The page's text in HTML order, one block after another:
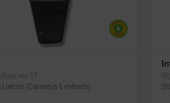
iela 57
Lietots (Garantija 6 mēneši)